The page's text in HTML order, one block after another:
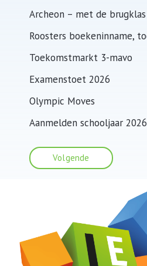
Archeon – met de
Roosters boekeninname,
Toekomstmarkt 3-mavo
Examenstoet 2026
Olympic Moves
Aanmelden schooljaar
Volgende